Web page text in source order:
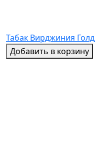
Табак Вирджиния Голд
Добавить в корзину